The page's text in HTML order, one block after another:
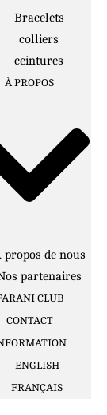
Bracelets
colliers
ceintures
À PROPOS
propos de nous
partenaires
CLUB
CONTACT
ENGLISH
FRANÇAIS